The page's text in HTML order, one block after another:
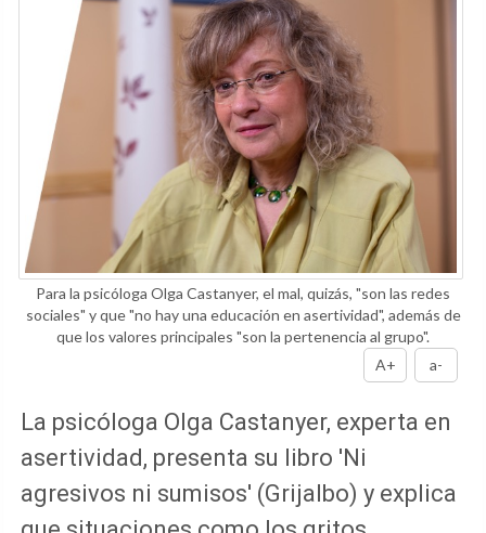
Para la psicóloga Olga Castanyer, el mal, quizás, "son las redes
sociales" y que "no hay una educación en asertividad", además de
que los valores principales "son la pertenencia al grupo".
A+
a-
La psicóloga Olga Castanyer, experta en
asertividad, presenta su libro 'Ni
agresivos ni sumisos' (Grijalbo) y explica